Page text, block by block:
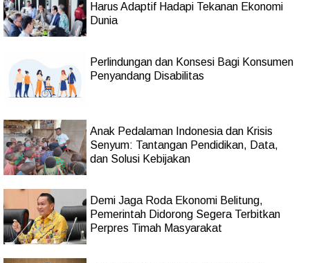
Harus Adaptif Hadapi Tekanan Ekonomi
Dunia
Perlindungan dan Konsesi Bagi Konsumen
Penyandang Disabilitas
Anak Pedalaman Indonesia dan Krisis
Senyum: Tantangan Pendidikan, Data,
dan Solusi Kebijakan
Demi Jaga Roda Ekonomi Belitung,
Pemerintah Didorong Segera Terbitkan
Perpres Timah Masyarakat